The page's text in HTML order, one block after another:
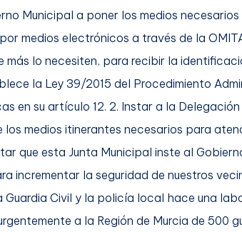
Municipal a poner los medios
medios electrónicos a través de la
más lo necesiten, para recibir la
la Ley 39/2015 del Procedimiento
en su artículo 12. 2. Instar a la
medios itinerantes necesarios para
que esta Junta Municipal inste al
incrementar la seguridad de nuestros
Civil y la policía local hace una
a la Región de Murcia de 500